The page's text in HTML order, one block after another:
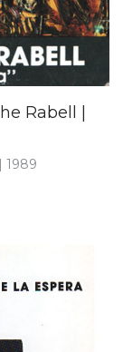
Rabell |
1989